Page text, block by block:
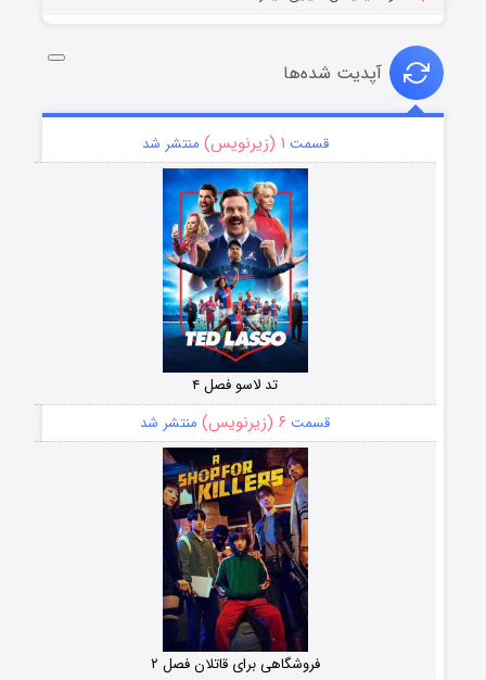
آپدیت شده‌ها
قسمت ۱ (زیرنویس) منتشر شد
تد لاسو فصل ۴
قسمت ۶ (زیرنویس) منتشر شد
فروشگاهی برای قاتلان فصل ۲